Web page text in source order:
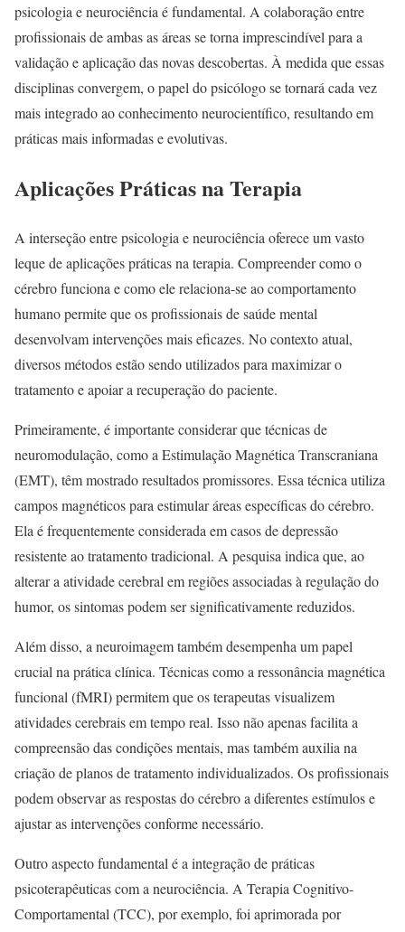
psicologia e neurociência é fundamental. A colaboração entre
profissionais de ambas as áreas se torna imprescindível para a
validação e aplicação das novas descobertas. À medida que essas
disciplinas convergem, o papel do psicólogo se tornará cada vez
mais integrado ao conhecimento neurocientífico, resultando em
práticas mais informadas e evolutivas.
Aplicações Práticas na Terapia
A interseção entre psicologia e neurociência oferece um vasto
leque de aplicações práticas na terapia. Compreender como o
cérebro funciona e como ele relaciona-se ao comportamento
humano permite que os profissionais de saúde mental
desenvolvam intervenções mais eficazes. No contexto atual,
diversos métodos estão sendo utilizados para maximizar o
tratamento e apoiar a recuperação do paciente.
Primeiramente, é importante considerar que técnicas de
neuromodulação, como a Estimulação Magnética Transcraniana
(EMT), têm mostrado resultados promissores. Essa técnica utiliza
campos magnéticos para estimular áreas específicas do cérebro.
Ela é frequentemente considerada em casos de depressão
resistente ao tratamento tradicional. A pesquisa indica que, ao
alterar a atividade cerebral em regiões associadas à regulação do
humor, os sintomas podem ser significativamente reduzidos.
Além disso, a neuroimagem também desempenha um papel
crucial na prática clínica. Técnicas como a ressonância magnética
funcional (fMRI) permitem que os terapeutas visualizem
atividades cerebrais em tempo real. Isso não apenas facilita a
compreensão das condições mentais, mas também auxilia na
criação de planos de tratamento individualizados. Os profissionais
podem observar as respostas do cérebro a diferentes estímulos e
ajustar as intervenções conforme necessário.
Outro aspecto fundamental é a integração de práticas
psicoterapêuticas com a neurociência. A Terapia Cognitivo-
Comportamental (TCC), por exemplo, foi aprimorada por